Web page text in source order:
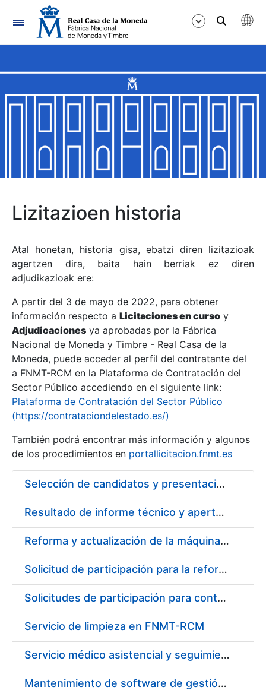
Nabigazioa
Erakutsi/Ezkutatu
Erakutsi/Ezkutatu
Erakutsi/Ezkutatu
Erakutsi/Ezkutatu
Erakutsi/Ezkutatu
Erakutsi/Ezkutatu
Erakutsi/Ezkutatu
Erakutsi/Ezkutatu
Lizitazioen historia
Atal honetan, historia gisa, ebatzi diren lizitazioak
agertzen dira, baita hain berriak ez diren
adjudikazioak ere:
A partir del 3 de mayo de 2022, para obtener
información respecto a Licitaciones en curso y
Adjudicaciones ya aprobadas por la Fábrica
Nacional de Moneda y Timbre - Real Casa de la
Moneda, puede acceder al perfil del contratante del
a FNMT-RCM en la Plataforma de Contratación del
Sector Público accediendo en el siguiente link:
Plataforma de Contratación del Sector Público
(https://contrataciondelestado.es/)
También podrá encontrar más información y algunos
de los procedimientos en portallicitacion.fnmt.es
Selección de candidatos y presentación de ofertas para contratación de los trabajos necesarios para acorazar almacén de seguridad
Resultado de informe técnico y apertura sobre económico
Reforma y actualización de la máquina de papel de seguridad de la FNMT-RCM en sus instalaciones de Burgos
Solicitud de participación para la reforma y actualización de la máquina de papel de seguridad de la FNMT-RCM en sus instalaciones de Burgos
Solicitudes de participación para contratación de los trabajos necesarios para acorazar almacén de seguridad
Servicio de limpieza en FNMT-RCM
Servicio médico asistencial y seguimiento de absentismo
Mantenimiento de software de gestión de eventos